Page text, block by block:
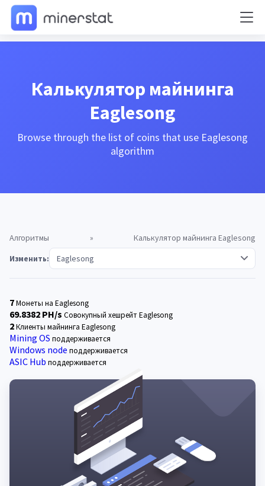
Калькулятор майнинга
Eaglesong
Browse through the list of coins that use Eaglesong
algorithm
Алгоритмы » Калькулятор майнинга Eaglesong
Изменить:
7Монеты на Eaglesong
69.8382 PH/s Совокупный хешрейт Eaglesong
2Клиенты майнинга Eaglesong
Mining OS поддерживается
Windows node поддерживается
ASIC Hub поддерживается